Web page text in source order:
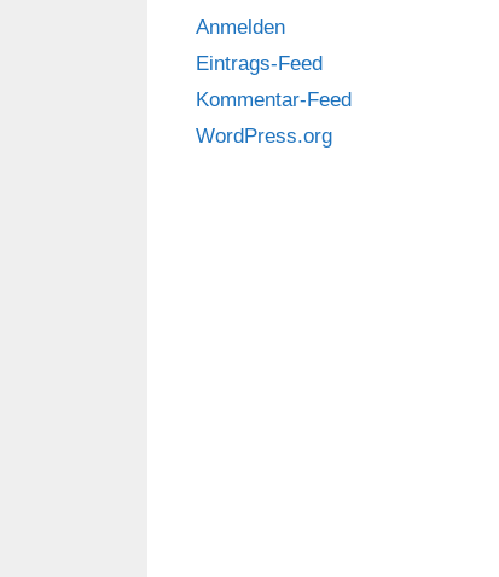
Anmelden
Eintrags-Feed
Kommentar-Feed
WordPress.org